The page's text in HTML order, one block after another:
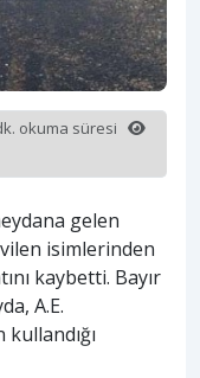
okuma süresi
gelen
isimlerinden
kaybetti. Bayır
A.E.